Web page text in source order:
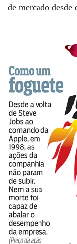
de mercado desde